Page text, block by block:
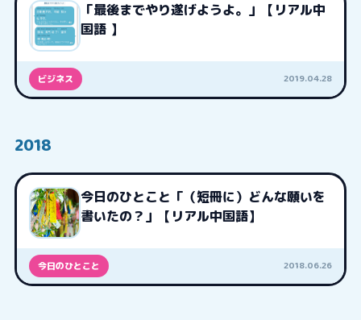
「最後までやり遂げようよ。」【リアル中
国語 】
ビジネス 2019.04.28
2018
今日のひとこと「（短冊に）どんな願いを
書いたの？」【リアル中国語】
今日のひとこと 2018.06.26